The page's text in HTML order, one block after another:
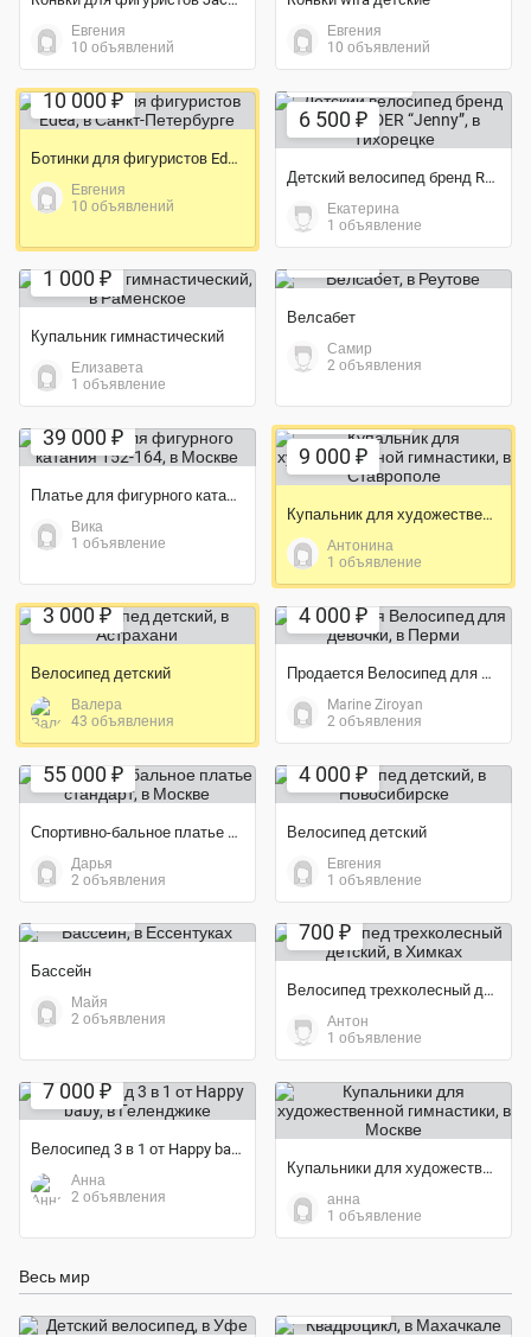
Евгения
10 объявлений
Евгения
10 объявлений
10 000 ₽
Ботинки для фигуристов Edea
Евгения
10 объявлений
6 500 ₽
Детский велосипед бренд ROYALRIDER “Jenny”
Екатерина
1 объявление
1 000 ₽
Купальник гимнастический
Елизавета
1 объявление
Велсабет
Самир
2 объявления
39 000 ₽
Платье для фигурного катания 152-164
Вика
1 объявление
9 000 ₽
Купальник для художественной гимнастики
Антонина
1 объявление
3 000 ₽
Велосипед детский
Валера
43 объявления
4 000 ₽
Продается Велосипед для девочки
Marine Ziroyan
2 объявления
55 000 ₽
Спортивно-бальное платье стандарт
Дарья
2 объявления
4 000 ₽
Велосипед детский
Евгения
1 объявление
Экономия 20%
Бассейн
Майя
2 объявления
700 ₽
Велосипед трехколесный детский
Антон
1 объявление
7 000 ₽
Велосипед 3 в 1 от Happy baby
Анна
2 объявления
Купальники для художественной гимнастики
анна
1 объявление
Весь мир